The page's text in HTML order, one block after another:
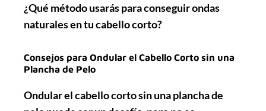
¿Qué método usarás para conseguir ondas
naturales en tu cabello corto?
Consejos para Ondular el Cabello Corto sin una
Plancha de Pelo
Ondular el cabello corto sin una plancha de